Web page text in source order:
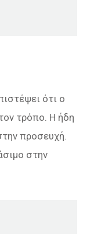
ότι ο
τρόπο. Η ήδη
προσευχή.
στην